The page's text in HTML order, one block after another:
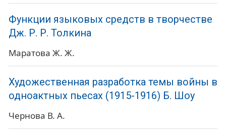
Функции языковых средств в творчестве
Дж. Р. Р. Толкина
Маратова Ж. Ж.
Художественная разработка темы войны в
одноактных пьесах (1915-1916) Б. Шоу
Чернова В. А.